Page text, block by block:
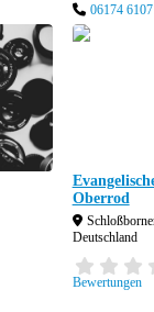
06174
Oberrod
Deutschland
Bewertungen